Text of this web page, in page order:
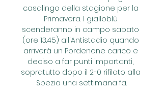
casalingo della stagione per la
Primavera. I gialloblù
scenderanno in campo sabato
(ore 13.45) all'Antistadio quando
arriverà un Pordenone carico e
deciso a far punti importanti,
sopratutto dopo il 2-0 rifilato alla
Spezia una settimana fa.